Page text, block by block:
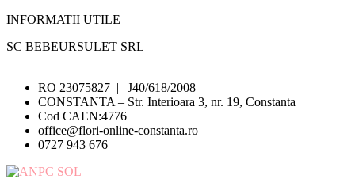
INFORMATII UTILE
SC BEBEURSULET SRL
RO 23075827 || J40/618/2008
CONSTANTA – Str. Interioara 3, nr. 19, Constanta
Cod CAEN:4776
office@flori-online-constanta.ro
0727 943 676